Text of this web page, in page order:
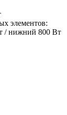
элементов:
/ нижний 800 Вт